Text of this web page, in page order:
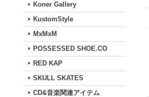
Koner Gallery
KustomStyle
MxMxM
POSSESSED SHOE.CO
RED KAP
SKULL SKATES
CD&音楽関連アイテム